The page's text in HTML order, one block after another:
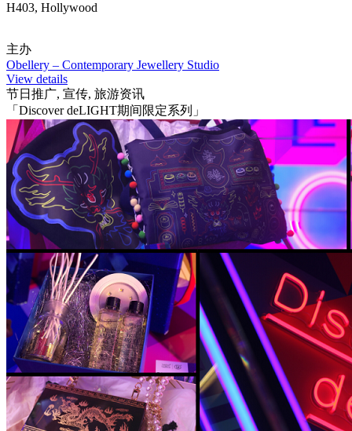
H403, Hollywood
主办
Obellery – Contemporary Jewellery Studio
View details
节日推广, 宣传, 旅游资讯
「Discover deLIGHT期间限定系列」